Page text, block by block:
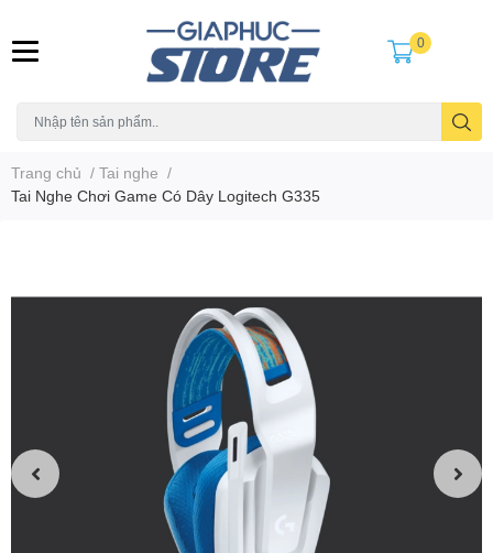
0
Trang chủ / Tai nghe /
Tai Nghe Chơi Game Có Dây Logitech G335